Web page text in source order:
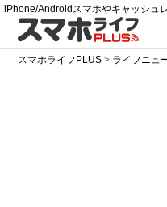
iPhone/Androidスマホやキャッシュ
スマホライフPLUS > ライフニュ